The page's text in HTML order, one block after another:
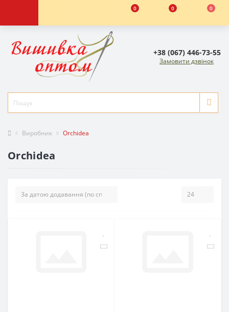
0 0 0
+38 (067) 446-73-55
Замовити дзвінок
Виробник Orchidea
Orchidea